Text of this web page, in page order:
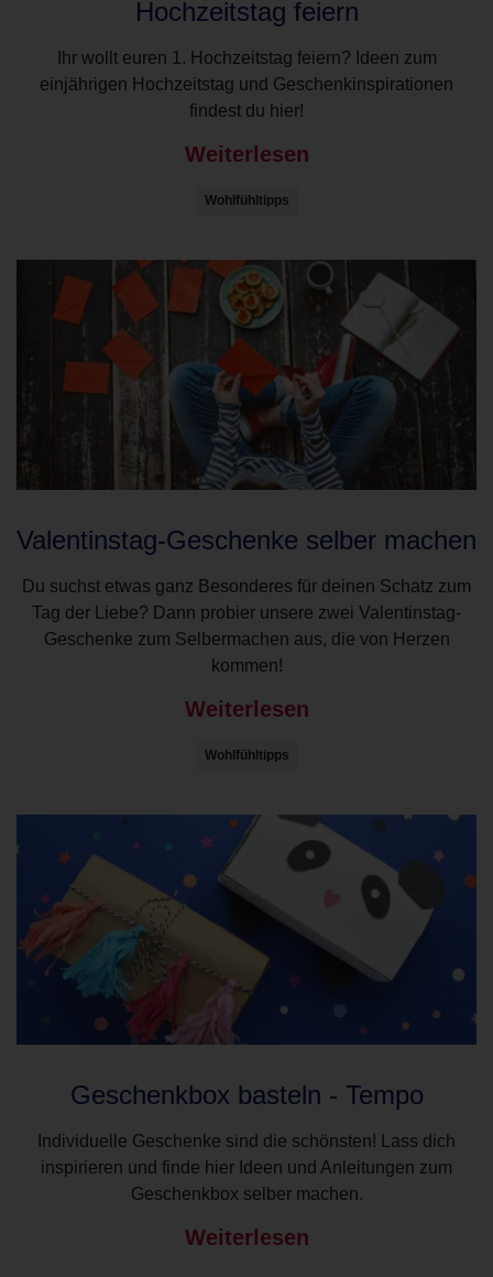
Hochzeitstag feiern
Ihr wollt euren 1. Hochzeitstag feiern? Ideen zum
einjährigen Hochzeitstag und Geschenkinspirationen
findest du hier!
Weiterlesen
Wohlfühltipps
Valentinstag-Geschenke selber machen
Du suchst etwas ganz Besonderes für deinen Schatz zum
Tag der Liebe? Dann probier unsere zwei Valentinstag-
Geschenke zum Selbermachen aus, die von Herzen
kommen!
Weiterlesen
Wohlfühltipps
Geschenkbox basteln - Tempo
Individuelle Geschenke sind die schönsten! Lass dich
inspirieren und finde hier Ideen und Anleitungen zum
Geschenkbox selber machen.
Weiterlesen